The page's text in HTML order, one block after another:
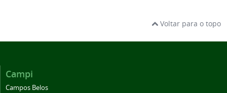
Voltar para o topo
Campi
Campos Belos